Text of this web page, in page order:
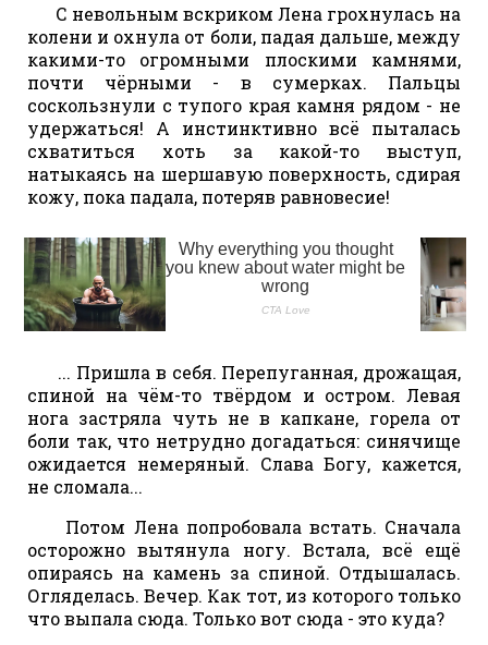
С невольным вскриком Лена грохнулась на
колени и охнула от боли, падая дальше, между
какими-то огромными плоскими камнями,
почти чёрными - в сумерках. Пальцы
соскользнули с тупого края камня рядом - не
удержаться! А инстинктивно всё пыталась
схватиться хоть за какой-то выступ,
натыкаясь на шершавую поверхность, сдирая
кожу, пока падала, потеряв равновесие!
... Пришла в себя. Перепуганная, дрожащая,
спиной на чём-то твёрдом и остром. Левая
нога застряла чуть не в капкане, горела от
боли так, что нетрудно догадаться: синячище
ожидается немеряный. Слава Богу, кажется,
не сломала...
Потом Лена попробовала встать. Сначала
осторожно вытянула ногу. Встала, всё ещё
опираясь на камень за спиной. Отдышалась.
Огляделась. Вечер. Как тот, из которого только
что выпала сюда. Только вот сюда - это куда?